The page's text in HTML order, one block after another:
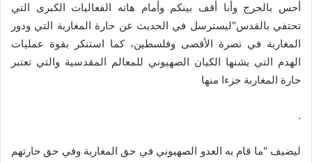
أحس بالحرج وأنا أقف بينكم وأمام هاته الفعاليات الكبرى التي
تحتفي بالقدس"ليسترسل في الحديث عن حارة المغاربة التي ودور
المغاربة في نصرة الأقصى وفلسطين، كما استنكر بقوة عمليات
الهدم التي يشنها الكيان الصهيوني للمعالم المقدسية والتي تعتبر
حارة المغاربة جزءا منها
.
ليضيف "ما قام به العدو الصهيوني في حق المغاربة وفي حق حارتهم